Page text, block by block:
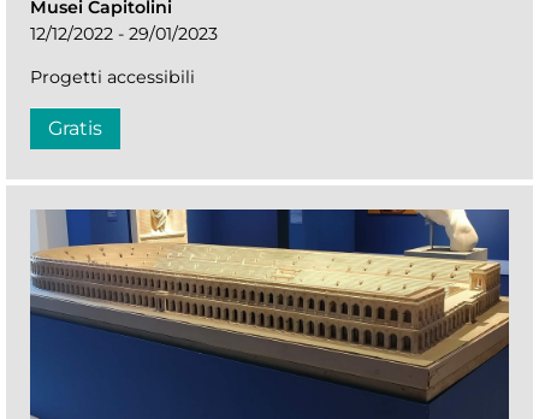
Musei Capitolini
12/12/2022 - 29/01/2023
Progetti accessibili
Gratis